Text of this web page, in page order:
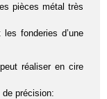
pièces métal très
fonderies d’une
réaliser en cire
précision: